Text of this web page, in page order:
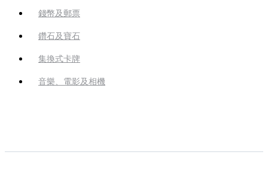
錢幣及郵票
鑽石及寶石
集換式卡牌
音樂、電影及相機